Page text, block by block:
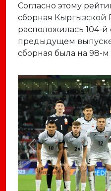
Согласно этому
сборная Кыргызской
расположилась 104-й
предыдущем
сборная была на 98-м
Previous